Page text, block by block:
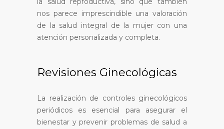
nos parece imprescindible una valoración
de la salud integral de la mujer con una
atención personalizada y completa.
Revisiones Ginecológicas
La realización de controles ginecológicos
periódicos es esencial para asegurar el
bienestar y prevenir problemas de salud a